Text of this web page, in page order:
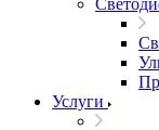
Услуги